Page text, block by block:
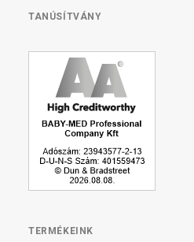
TANÚSÍTVÁNY
TERMÉKEINK